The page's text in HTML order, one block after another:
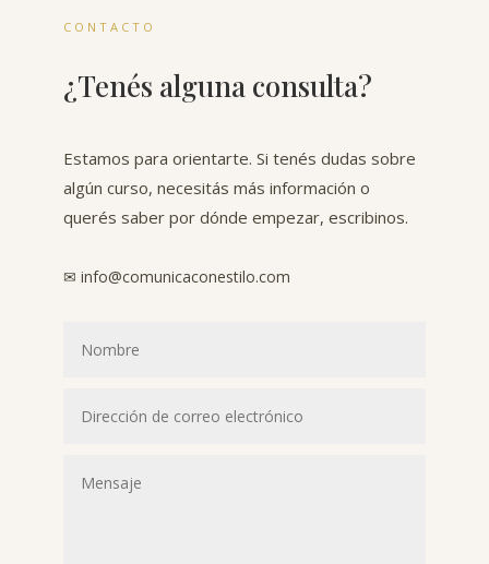
CONTACTO
¿Tenés alguna consulta?
Estamos para orientarte. Si tenés dudas sobre
algún curso, necesitás más información o
querés saber por dónde empezar, escribinos.
✉ info@comunicaconestilo.com